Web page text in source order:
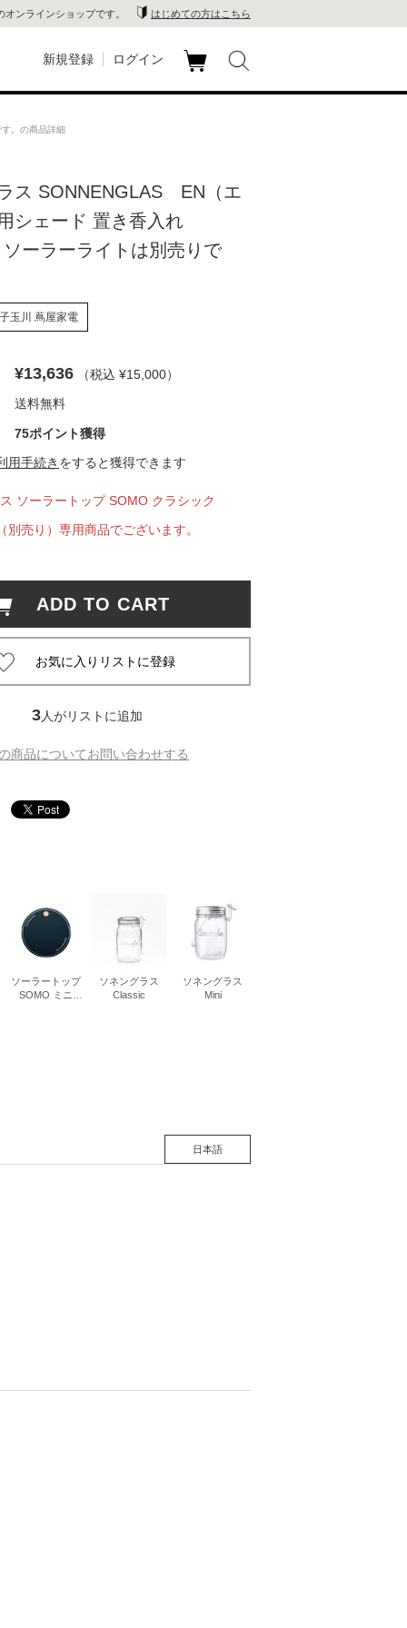
ンラインショップです。 はじめての方はこちら
蔦
蔦
崎
新規登録 ログイン
。の商品詳細
ス SONNENGLAS EN（エ
シェード 置き香入れ
ーラーライトは別売りで
玉川 蔦屋家電
¥13,636 （税込 ¥15,000）
送料無料
75ポイント獲得
用手続き をすると獲得できます
ソーラートップ SOMO クラシック
別売り）専用商品でございます。
ADD TO CART
3人がリストに追加
商品についてお問い合わせする
ソーラートップ
SOMO ミニ
ソネングラス
Classic
ソネングラス
Mini
日本語